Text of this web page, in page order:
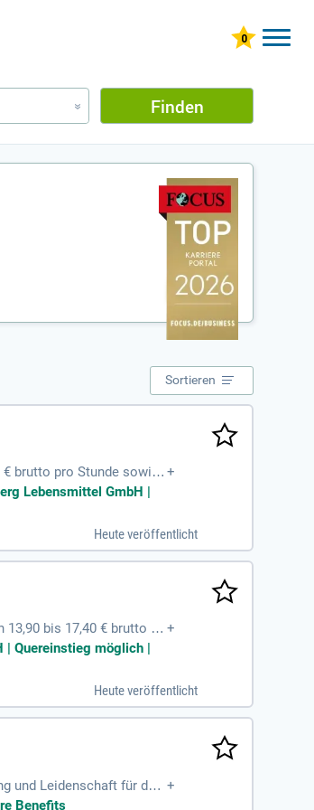
» Finden
Sortieren
€ brutto pro Stunde sowie
Umzüge. Profitiere von
und spannende
+
Lebensmittel GmbH |
Heute veröffentlicht
bis 17,40 € brutto pr
für besonde
attraktive Bikeleasing-
+
Quereinstieg möglich |
Heute veröffentlicht
und Leidenschaft für den
dass nicht jeder
+
Benefits